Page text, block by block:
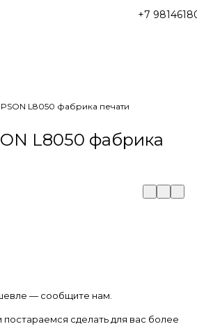
+7
L8050 фабрика печати
L8050 фабрика
— сообщите нам.
сделать для вас более